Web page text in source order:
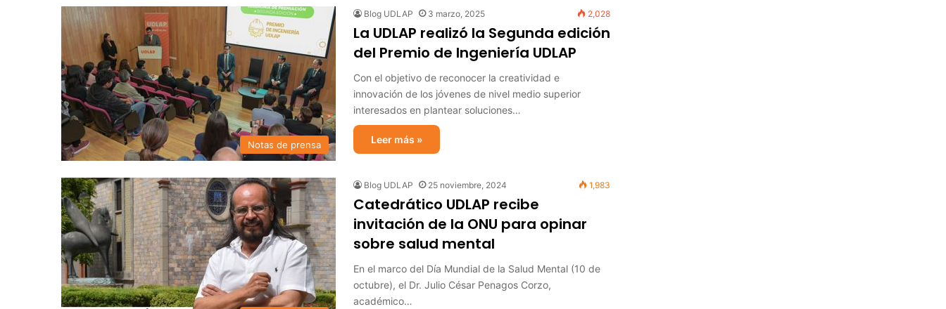
Notas de prensa
Blog UDLAP 3 marzo, 2025 2,028
La UDLAP realizó la Segunda edición
del Premio de Ingeniería UDLAP
Con el objetivo de reconocer la creatividad e
innovación de los jóvenes de nivel medio superior
interesados en plantear soluciones…
Leer más »
Blog UDLAP 25 noviembre, 2024 1,983
Catedrático UDLAP recibe
invitación de la ONU para opinar
sobre salud mental
En el marco del Día Mundial de la Salud Mental (10 de
octubre), el Dr. Julio César Penagos Corzo,
académico…